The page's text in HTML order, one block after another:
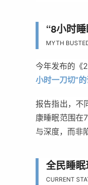
“8小时
MYTH
今年发布的《
小时一刀切”
报告指出，不
康睡眠范围在
与深度，而非
全民睡
CURRENT